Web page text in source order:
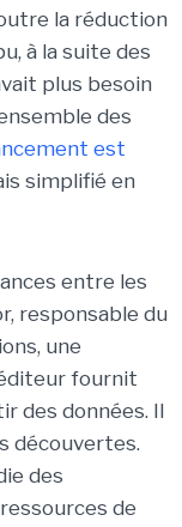
la réduction
à la suite des
plus besoin
des
est
simplifié en
entre les
responsable du
une
fournit
des données. Il
découvertes.
des
de